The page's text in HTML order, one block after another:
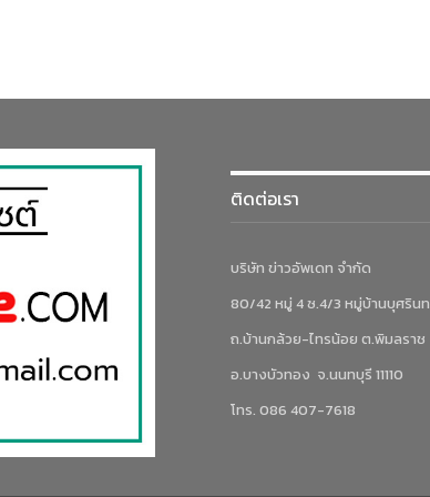
ติดต่อเรา
บริษัท ข่าวอัพเดท จำกัด
80/42 หมู่ 4 ซ.4/3 หมู่บ้านบุศริน
ถ.บ้านกล้วย-ไทรน้อย ต.พิมลราช
อ.บางบัวทอง จ.นนทบุรี 11110
โทร. 086 407-7618